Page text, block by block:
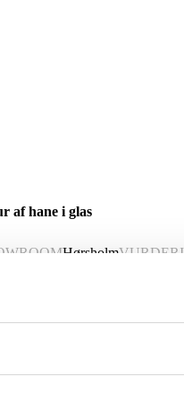
af hane i glas
Hørsholm
af hane i glas. Usigneret H 39 cm.